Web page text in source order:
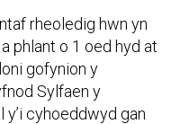
rheoledig hwn yn
phlant o 1 oed hyd at
gofynion y
Sylfaen y
y’i cyhoeddwyd gan